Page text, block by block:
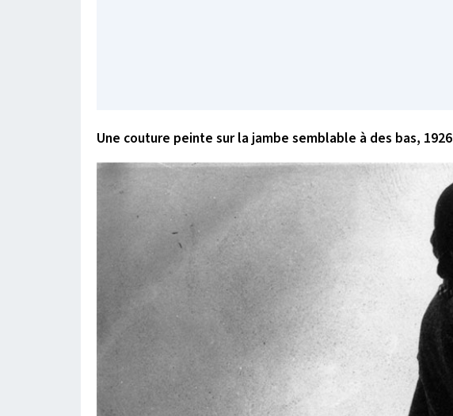
Une couture peinte sur la jambe semblable à des bas, 1926